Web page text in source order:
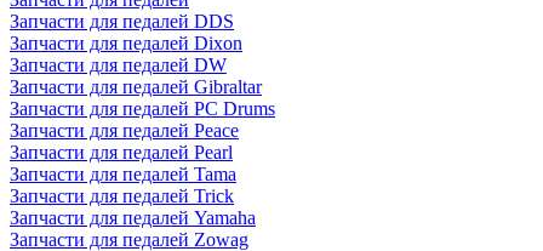
Запчасти для педалей DDS
Запчасти для педалей Dixon
Запчасти для педалей DW
Запчасти для педалей Gibraltar
Запчасти для педалей PC Drums
Запчасти для педалей Peace
Запчасти для педалей Pearl
Запчасти для педалей Tama
Запчасти для педалей Trick
Запчасти для педалей Yamaha
Запчасти для педалей Zowag